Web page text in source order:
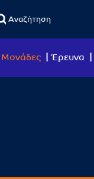
Μονάδες Έρευνα